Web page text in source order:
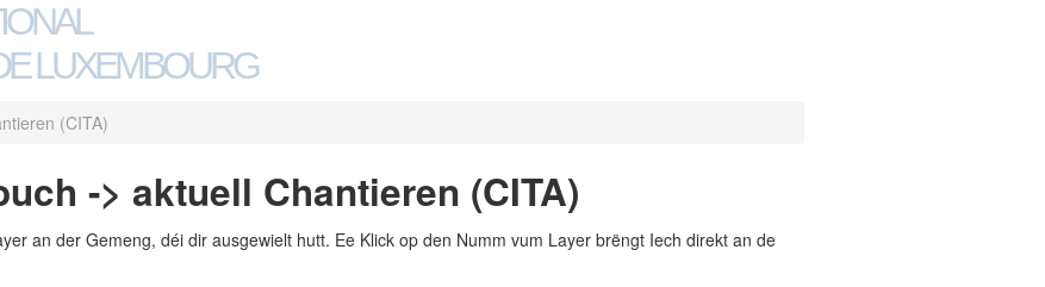
LUXEMBOURG
(CITA)
-> aktuell Chantieren (CITA)
an der Gemeng, déi dir ausgewielt hutt. Ee Klick op den Numm vum Layer brëngt Iech direkt an de